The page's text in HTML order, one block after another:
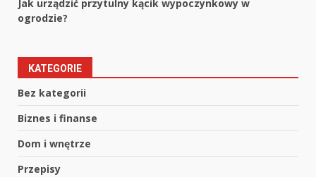
Jak urządzić przytulny kącik wypoczynkowy w
ogrodzie?
KATEGORIE
Bez kategorii
Biznes i finanse
Dom i wnętrze
Przepisy